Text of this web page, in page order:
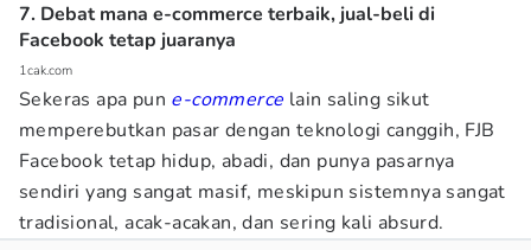
7. Debat mana e-commerce terbaik, jual-beli di
Facebook tetap juaranya
1cak.com
Sekeras apa pun e-commerce lain saling sikut
memperebutkan pasar dengan teknologi canggih, FJB
Facebook tetap hidup, abadi, dan punya pasarnya
sendiri yang sangat masif, meskipun sistemnya sangat
tradisional, acak-acakan, dan sering kali absurd.